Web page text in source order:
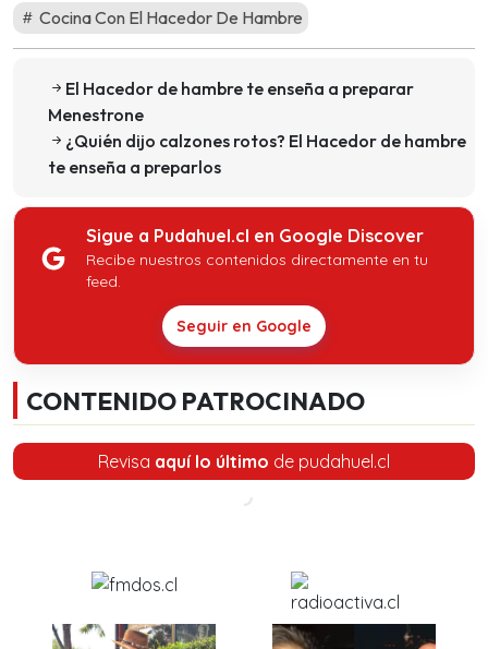
Cocina Con El Hacedor De Hambre
El Hacedor de hambre te enseña a preparar
Menestrone
¿Quién dijo calzones rotos? El Hacedor de hambre
te enseña a preparlos
Sigue a Pudahuel.cl en Google Discover
Recibe nuestros contenidos directamente en tu
feed.
Seguir en Google
CONTENIDO PATROCINADO
Revisa aquí lo último de pudahuel.cl